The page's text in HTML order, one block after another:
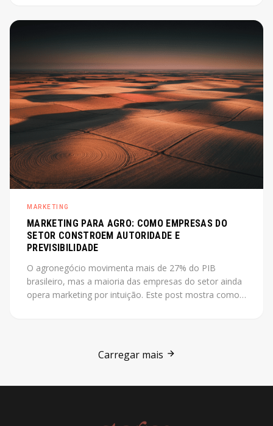
montar um sistema, industrializar. Só que esse instinto,
a empresa ainda precisa descobrir.
MARKETING
MARKETING PARA AGRO: COMO EMPRESAS DO
SETOR CONSTROEM AUTORIDADE E
PREVISIBILIDADE
O agronegócio movimenta mais de 27% do PIB
brasileiro, mas a maioria das empresas do setor ainda
opera marketing por intuição. Este post mostra como
Carregar mais